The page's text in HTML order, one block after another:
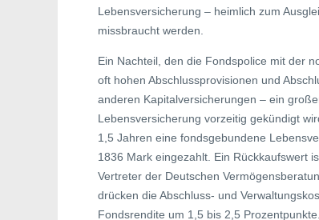
Lebensversicherung – heimlich zum
missbraucht werden.
Ein Nachteil, den die Fondspolice mit der
oft hohen Abschlussprovisionen und
anderen Kapitalversicherungen – ein
Lebensversicherung vorzeitig gekündigt
1,5 Jahren eine fondsgebundene
1836 Mark eingezahlt. Ein Rückkaufswert
Vertreter der Deutschen
drücken die Abschluss- und
Fondsrendite um 1,5 bis 2,5